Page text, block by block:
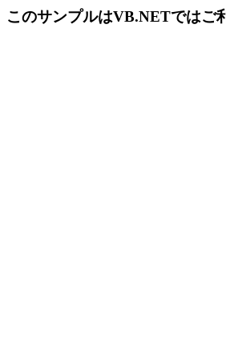
このサンプルはVB.NETではご